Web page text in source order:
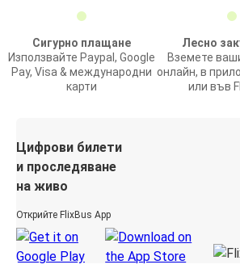
Сигурно плащане
Използвайте Paypal, Google
Pay, Visa & международни
карти
Лесно
Вземете
онлайн, в
или във
Цифрови билети
и проследяване
на живо
Открийте FlixBus App